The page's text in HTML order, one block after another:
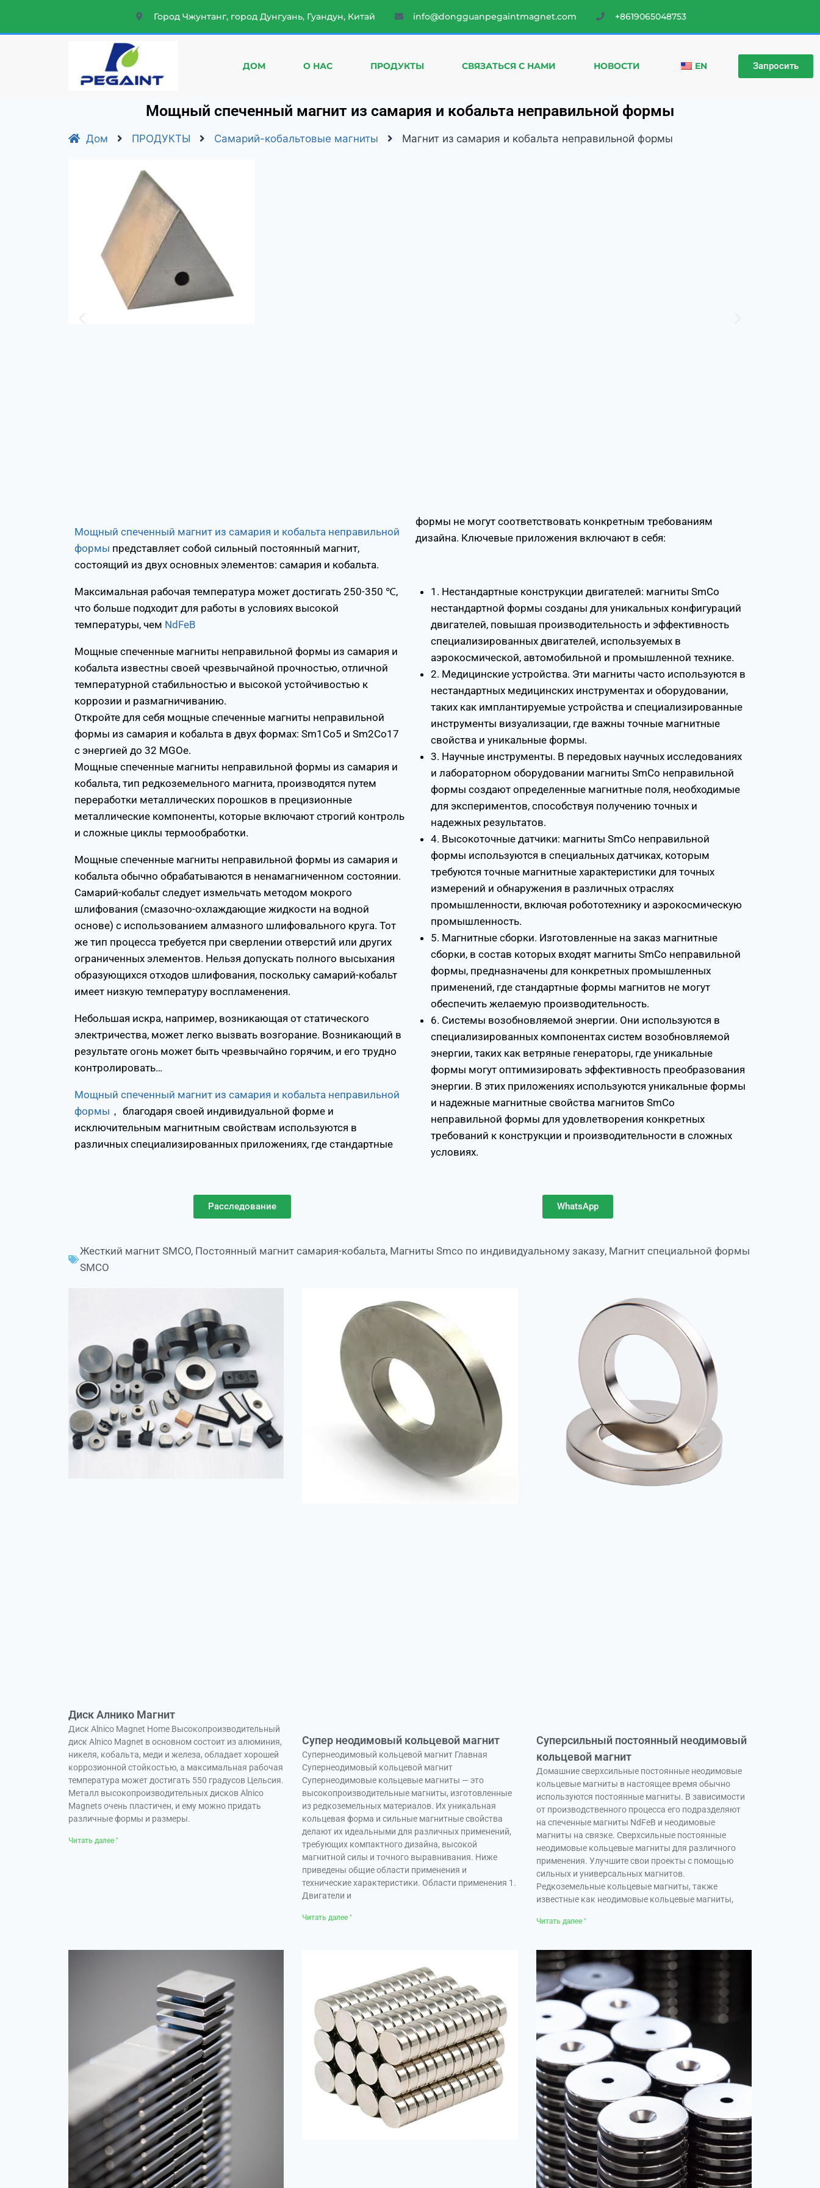
Город Чжунтанг, город Дунгуань, Гуандун, Китай info@dongguanpegaintmagnet.com +8619065048753
ДОМ О НАС ПРОДУКТЫ СВЯЗАТЬСЯ С НАМИ НОВОСТИ EN Запросить
Мощный спеченный магнит из самария и кобальта неправильной формы
Дом ПРОДУКТЫ Самарий-кобальтовые магниты Магнит из самария и кобальта неправильной формы
Мощный спеченный магнит из самария и кобальта неправильной
формы представляет собой сильный постоянный магнит,
состоящий из двух основных элементов: самария и кобальта.
Максимальная рабочая температура может достигать 250-350 ℃,
что больше подходит для работы в условиях высокой
температуры, чем NdFeB
Мощные спеченные магниты неправильной формы из самария и
кобальта известны своей чрезвычайной прочностью, отличной
температурной стабильностью и высокой устойчивостью к
коррозии и размагничиванию.
Откройте для себя мощные спеченные магниты неправильной
формы из самария и кобальта в двух формах: Sm1Co5 и Sm2Co17
с энергией до 32 MGOe.
Мощные спеченные магниты неправильной формы из самария и
кобальта, тип редкоземельного магнита, производятся путем
переработки металлических порошков в прецизионные
металлические компоненты, которые включают строгий контроль
и сложные циклы термообработки.
Мощные спеченные магниты неправильной формы из самария и
кобальта обычно обрабатываются в ненамагниченном состоянии.
Самарий-кобальт следует измельчать методом мокрого
шлифования (смазочно-охлаждающие жидкости на водной
основе) с использованием алмазного шлифовального круга. Тот
же тип процесса требуется при сверлении отверстий или других
ограниченных элементов. Нельзя допускать полного высыхания
образующихся отходов шлифования, поскольку самарий-кобальт
имеет низкую температуру воспламенения.
Небольшая искра, например, возникающая от статического
электричества, может легко вызвать возгорание. Возникающий в
результате огонь может быть чрезвычайно горячим, и его трудно
контролировать…
Мощный спеченный магнит из самария и кобальта неправильной
формы ， благодаря своей индивидуальной форме и
исключительным магнитным свойствам используются в
различных специализированных приложениях, где стандартные
формы не могут соответствовать конкретным требованиям
дизайна. Ключевые приложения включают в себя:
1. Нестандартные конструкции двигателей: магниты SmCo
нестандартной формы созданы для уникальных конфигураций
двигателей, повышая производительность и эффективность
специализированных двигателей, используемых в
аэрокосмической, автомобильной и промышленной технике.
2. Медицинские устройства. Эти магниты часто используются в
нестандартных медицинских инструментах и оборудовании,
таких как имплантируемые устройства и специализированные
инструменты визуализации, где важны точные магнитные
свойства и уникальные формы.
3. Научные инструменты. В передовых научных исследованиях
и лабораторном оборудовании магниты SmCo неправильной
формы создают определенные магнитные поля, необходимые
для экспериментов, способствуя получению точных и
надежных результатов.
4. Высокоточные датчики: магниты SmCo неправильной
формы используются в специальных датчиках, которым
требуются точные магнитные характеристики для точных
измерений и обнаружения в различных отраслях
промышленности, включая робототехнику и аэрокосмическую
промышленность.
5. Магнитные сборки. Изготовленные на заказ магнитные
сборки, в состав которых входят магниты SmCo неправильной
формы, предназначены для конкретных промышленных
применений, где стандартные формы магнитов не могут
обеспечить желаемую производительность.
6. Системы возобновляемой энергии. Они используются в
специализированных компонентах систем возобновляемой
энергии, таких как ветряные генераторы, где уникальные
формы могут оптимизировать эффективность преобразования
энергии. В этих приложениях используются уникальные формы
и надежные магнитные свойства магнитов SmCo
неправильной формы для удовлетворения конкретных
требований к конструкции и производительности в сложных
условиях.
Расследование WhatsApp
Жесткий магнит SMCO, Постоянный магнит самария-кобальта, Магниты Smco по индивидуальному заказу, Магнит специальной формы
SMCO
Диск Алнико Магнит
Диск Alnico Magnet Home Высокопроизводительный
диск Alnico Magnet в основном состоит из алюминия,
никеля, кобальта, меди и железа, обладает хорошей
коррозионной стойкостью, а максимальная рабочая
температура может достигать 550 градусов Цельсия.
Металл высокопроизводительных дисков Alnico
Magnets очень пластичен, и ему можно придать
различные формы и размеры.
Читать далее "
Супер неодимовый кольцевой магнит
Супернеодимовый кольцевой магнит Главная
Супернеодимовый кольцевой магнит
Супернеодимовые кольцевые магниты — это
высокопроизводительные магниты, изготовленные
из редкоземельных материалов. Их уникальная
кольцевая форма и сильные магнитные свойства
делают их идеальными для различных применений,
требующих компактного дизайна, высокой
магнитной силы и точного выравнивания. Ниже
приведены общие области применения и
технические характеристики. Области применения 1.
Двигатели и
Читать далее "
Суперсильный постоянный неодимовый
кольцевой магнит
Домашние сверхсильные постоянные неодимовые
кольцевые магниты в настоящее время обычно
используются постоянные магниты. В зависимости
от производственного процесса его подразделяют
на спеченные магниты NdFeB и неодимовые
магниты на связке. Сверхсильные постоянные
неодимовые кольцевые магниты для различного
применения. Улучшите свои проекты с помощью
сильных и универсальных магнитов.
Редкоземельные кольцевые магниты, также
известные как неодимовые кольцевые магниты,
Читать далее "